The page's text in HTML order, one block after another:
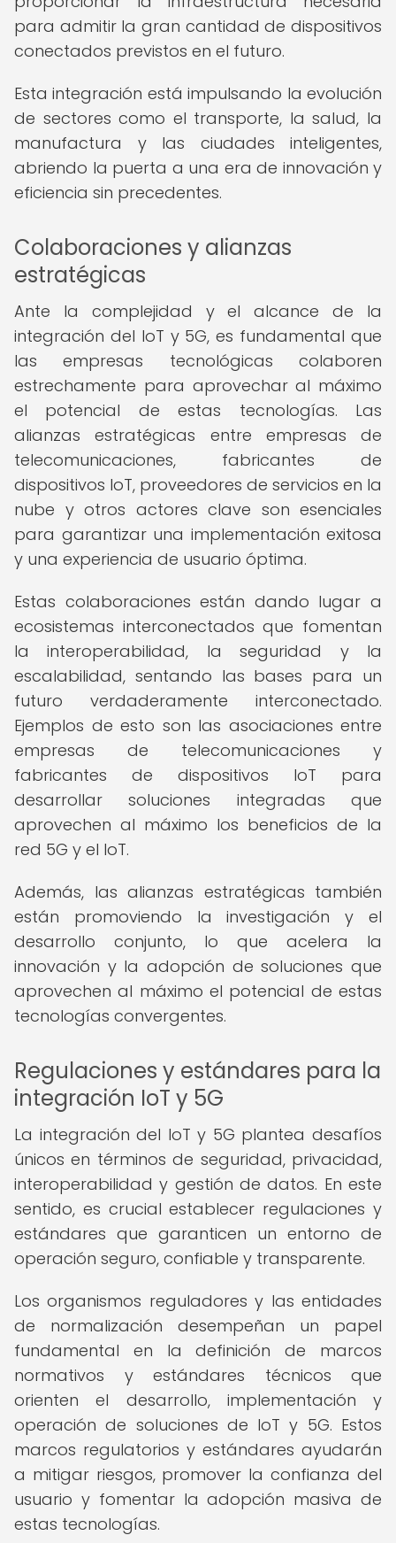
para admitir la gran cantidad de dispositivos
conectados previstos en el futuro.
Esta integración está impulsando la evolución
de sectores como el transporte, la salud, la
manufactura y las ciudades inteligentes,
abriendo la puerta a una era de innovación y
eficiencia sin precedentes.
Colaboraciones y alianzas
estratégicas
Ante la complejidad y el alcance de la
integración del IoT y 5G, es fundamental que
las empresas tecnológicas colaboren
estrechamente para aprovechar al máximo
el potencial de estas tecnologías. Las
alianzas estratégicas entre empresas de
telecomunicaciones, fabricantes de
dispositivos IoT, proveedores de servicios en la
nube y otros actores clave son esenciales
para garantizar una implementación exitosa
y una experiencia de usuario óptima.
Estas colaboraciones están dando lugar a
ecosistemas interconectados que fomentan
la interoperabilidad, la seguridad y la
escalabilidad, sentando las bases para un
futuro verdaderamente interconectado.
Ejemplos de esto son las asociaciones entre
empresas de telecomunicaciones y
fabricantes de dispositivos IoT para
desarrollar soluciones integradas que
aprovechen al máximo los beneficios de la
red 5G y el IoT.
Además, las alianzas estratégicas también
están promoviendo la investigación y el
desarrollo conjunto, lo que acelera la
innovación y la adopción de soluciones que
aprovechen al máximo el potencial de estas
tecnologías convergentes.
Regulaciones y estándares para la
integración IoT y 5G
La integración del IoT y 5G plantea desafíos
únicos en términos de seguridad, privacidad,
interoperabilidad y gestión de datos. En este
sentido, es crucial establecer regulaciones y
estándares que garanticen un entorno de
operación seguro, confiable y transparente.
Los organismos reguladores y las entidades
de normalización desempeñan un papel
fundamental en la definición de marcos
normativos y estándares técnicos que
orienten el desarrollo, implementación y
operación de soluciones de IoT y 5G. Estos
marcos regulatorios y estándares ayudarán
a mitigar riesgos, promover la confianza del
usuario y fomentar la adopción masiva de
estas tecnologías.